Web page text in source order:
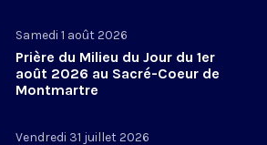
Samedi 1 août 2026
Prière du Milieu du Jour du 1er
août 2026 au Sacré-Coeur de
Montmartre
Vendredi 31 juillet 2026